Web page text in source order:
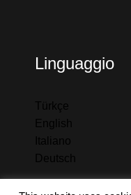
Linguaggio
Türkçe
English
Italiano
Deutsc